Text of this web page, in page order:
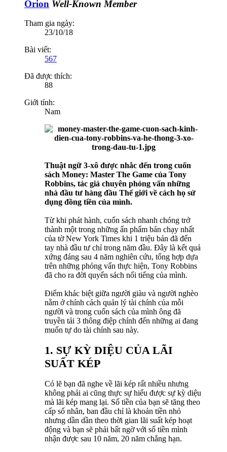
Orion Well-Known Member
Tham gia ngày:
23/10/18
Bài viết:
567
Đã được thích:
88
Giới tính:
Nam
Thuật ngữ 3-xô được nhắc đến trong cuốn
sách Money: Master The Game của Tony
Robbins, tác giả chuyên phỏng vấn những
nhà đầu tư hàng đầu Thế giới về cách họ sử
dụng đồng tiền của mình.
Từ khi phát hành, cuốn sách nhanh chóng trở
thành một trong những ấn phẩm bán chạy nhất
của tờ New York Times khi 1 triệu bản đã đến
tay nhà đầu tư chỉ trong năm đầu. Đây là kết quả
xứng đáng sau 4 năm nghiên cứu, tổng hợp dựa
trên những phỏng vấn thực hiện, Tony Robbins
đã cho ra đời quyển sách nổi tiếng của mình.
Điểm khác biệt giữa người giàu và người nghèo
nằm ở chính cách quản lý tài chính của mỗi
người và trong cuốn sách của mình ông đã
truyền tải 3 thông điệp chính đến những ai đang
muốn tự do tài chính sau này.
1. SỰ KỲ DIỆU CỦA LÃI
SUẤT KÉP
Có lẽ bạn đã nghe về lãi kép rất nhiều nhưng
không phải ai cũng thực sự hiểu được sự kỳ diệu
mà lãi kép mang lại. Số tiền của bạn sẽ tăng theo
cấp số nhân, ban đầu chỉ là khoản tiền nhỏ
nhưng dần dần theo thời gian lãi suất kép hoạt
động và bạn sẽ phải bất ngờ với số tiền mình
nhận được sau 10 năm, 20 năm chẳng hạn.